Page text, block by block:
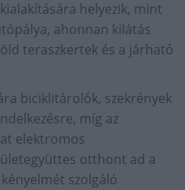
helyezik, mint
ahonnan kilátás
teraszkertek és a járható
biciklitárolók, szekrények
míg az
elektromos
otthont ad a
szolgáló